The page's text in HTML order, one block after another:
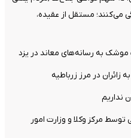
می‌کنند؛ مستقل از عقیده،
موشک به رسانه‌های معاند در یزد
زائران در مرز زرباطیه
نداریم
مرکز وکلا و وزارت امور